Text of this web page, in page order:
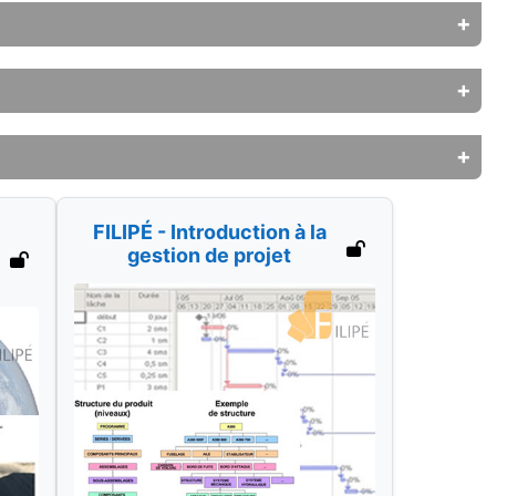
FILIPÉ - Introduction à la
gestion de projet